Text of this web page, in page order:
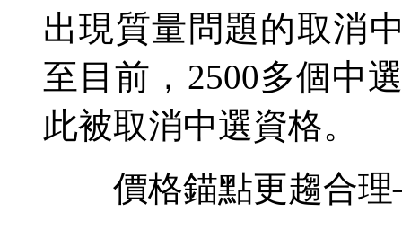
出現質量問題的取消
至目前，2500多個中
此被取消中選資格。
價格錨點更趨合